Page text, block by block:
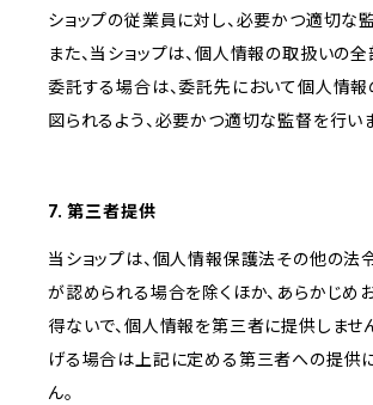
ショップの従業員に対し、必要かつ適切な
また、当ショップは、個人情報の取扱いの
委託する場合は、委託先において個人情
図られるよう、必要かつ適切な監督を行いま
7. 第三者提供
当ショップは、個人情報保護法その他の法
が認められる場合を除くほか、あらかじめ
得ないで、個人情報を第三者に提供しませ
げる場合は上記に定める第三者への提供
ん。